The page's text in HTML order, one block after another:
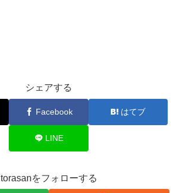
シェアする
Facebook はてブ
LINE
torasanをフォローする